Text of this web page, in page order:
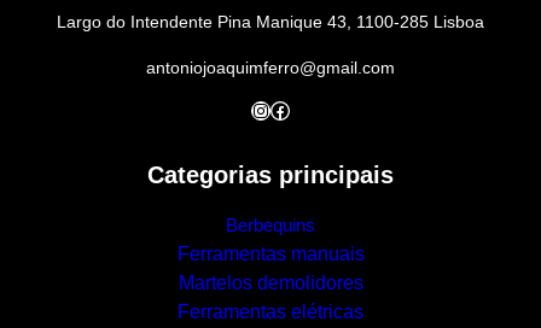
Largo do Intendente Pina Manique 43, 1100-285 Lisboa
antoniojoaquimferro@gmail.com
InstagramFacebook
Categorias principais
Berbequins
Ferramentas manuais
Martelos demolidores
Ferramentas elétricas